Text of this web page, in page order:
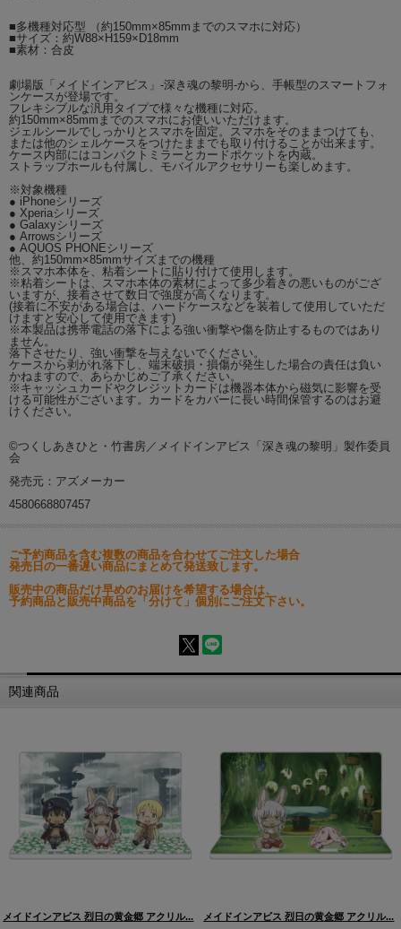
■多機種対応型 （約150mm×85mmまでのスマホに対応）
■サイズ：約W88×H159×D18mm
■素材：合皮
劇場版「メイドインアビス」-深き魂の黎明-から、手帳型のスマートフォ
ンケースが登場です。
フレキシブルな汎用タイプで様々な機種に対応。
約150mm×85mmまでのスマホにお使いいただけます。
ジェルシールでしっかりとスマホを固定。スマホをそのままつけても、
または他のシェルケースをつけたままでも取り付けることが出来ます。
ケース内部にはコンパクトミラーとカードポケットを内蔵。
ストラップホールも付属し、モバイルアクセサリーも楽しめます。
※対象機種
● iPhoneシリーズ
● Xperiaシリーズ
● Galaxyシリーズ
● Arrowsシリーズ
● AQUOS PHONEシリーズ
他、約150mm×85mmサイズまでの機種
※スマホ本体を、粘着シートに貼り付けて使用します。
※粘着シートは、スマホ本体の素材によって多少着きの悪いものがござ
いますが、接着させて数日で強度が高くなります。
(接着に不安がある場合は、ハードケースなどを装着して使用していただ
けますと安心して使用できます)
※本製品は携帯電話の落下による強い衝撃や傷を防止するものではあり
ません。
落下させたり、強い衝撃を与えないでください。
ケースから剥がれ落下し、端末破損・損傷が発生した場合の責任は負い
かねますので、あらかじめご了承ください。
※キャッシュカードやクレジットカードは機器本体から磁気に影響を受
ける可能性がございます。カードをカバーに長い時間保管するのはお避
けください。
©つくしあきひと・竹書房／メイドインアビス「深き魂の黎明」製作委員
会
発売元：アズメーカー
4580668807457
ご予約商品を含む複数の商品を合わせてご注文した場合
発売日の一番遅い商品にまとめて発送致します。
販売中の商品だけ早めのお届けを希望する場合は、
予約商品と販売中商品を「分けて」個別にご注文下さい。
関連商品
メイドインアビス 烈日の黄金郷 アクリル... メイドインアビス 烈日の黄金郷 アクリル...